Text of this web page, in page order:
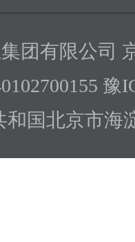
团有限公司
豫
国北京市海